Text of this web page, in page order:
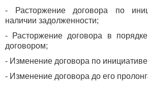
- Расторжение договора по
наличии задолженности;
- Расторжение договора в
договором;
- Изменение договора по
- Изменение договора до его